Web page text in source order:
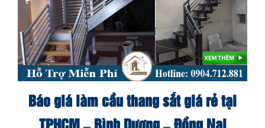
Báo giá làm cầu thang sắt giá rẻ tại